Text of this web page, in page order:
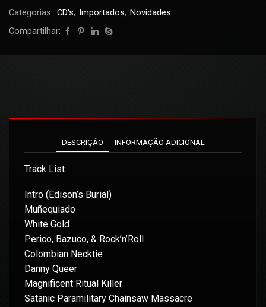
Categorias: CD's, Importados, Novidades
Compartilhar:
DESCRIÇÃO INFORMAÇÃO ADICIONAL
Track List:
Intro (Edison’s Burial)
Muñequiado
White Gold
Perico, Bazuco, & Rock’n’Roll
Colombian Necktie
Danny Queer
Magnificent Ritual Killer
Satanic Paramilitary Chainsaw Massacre